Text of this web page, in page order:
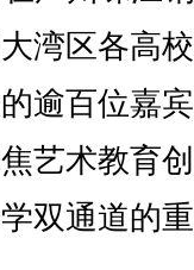
湾区各高
逾百位嘉
艺术教育
双通道的